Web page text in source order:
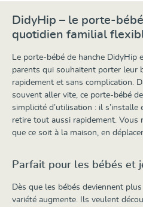
DidyHip – le porte-
quotidien familial
Le porte-bébé de hanche DidyHip
parents qui souhaitent porter leur
rapidement et sans complication.
souvent aller vite, ce porte-bébé
simplicité d’utilisation : il s’installe
retire tout aussi rapidement. Vous
que ce soit à la maison, en
Parfait pour les bébés et
Dès que les bébés deviennent
variété augmente. Ils veulent